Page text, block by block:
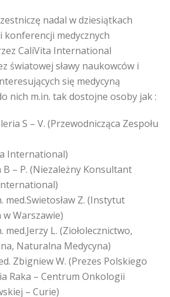
nadal w dziesiątkach
konferencji medycznych
CaliVita International
światowej sławy naukowców i
się medycyną
nich m.in. tak dostojne osoby jak :
S – V. (Przewodnicząca Zespołu
International)
B – P. (Niezależny Konsultant
med.Swietosław Z. (Instytut
w Warszawie)
L. (Ziołolecznictwo,
Naturalna Medycyna)
Zbigniew W. (Prezes Polskiego
Raka – Centrum Onkologii
– Curie)